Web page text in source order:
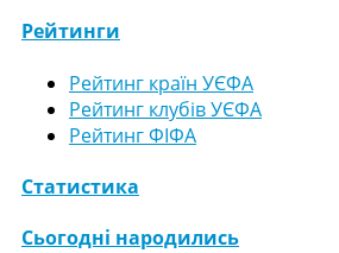
Рейтинги
Рейтинг країн УЄФА
Рейтинг клубів УЄФА
Рейтинг ФІФА
Статистика
Сьогодні народились